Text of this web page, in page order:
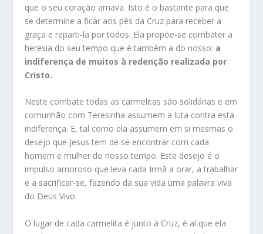
que o seu coração amava. Isto é o bastante para que
se determine a ficar aos pés da Cruz para receber a
graça e reparti-la por todos. Ela propõe-se combater a
heresia do seu tempo que é também a do nosso: a
indiferença de muitos à redenção realizada por
Cristo.
Neste combate todas as carmelitas são solidárias e em
comunhão com Teresinha assumem a luta contra esta
indiferença. E, tal como ela assumem em si mesmas o
desejo que Jesus tem de se encontrar com cada
homem e mulher do nosso tempo. Este desejo é o
impulso amoroso que leva cada Irmã a orar, a trabalhar
e a sacrificar-se, fazendo da sua vida uma palavra viva
do Deus Vivo.
O lugar de cada carmelita é junto à Cruz, é aí que ela